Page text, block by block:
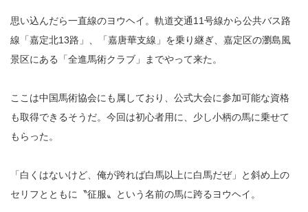
思い込んだら一直線のヨウヘイ。軌道交通11号線から公共バス路
線「嘉定北13路」、「嘉唐華支線」を乗り継ぎ、嘉定区の瀏島風
景区にある「全進馬術クラブ」までやって来た。
ここは中国馬術協会にも属しており、公式大会に参加可能な資格
も取得できるそうだ。今回は初心者用に、少し小柄の馬に乗せて
もらった。
「白くはないけど、俺が跨れば白馬以上に白馬だぜ」と斜め上の
セリフとともに〝征服〟という名前の馬に跨るヨウヘイ。